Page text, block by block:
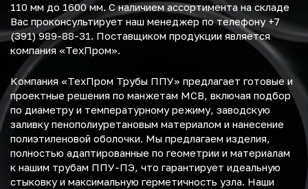
110 мм до 1600 мм. С наличием ассортимента на складе
Вас проконсультирует наш менеджер по телефону +7
(391) 989-88-31. Поставщиком продукции является
компания «ТехПром».
Компания «ТехПром Трубы ППУ» предлагает готовые и
проектные решения по манжетам МСВ, включая подбор
по диаметру и температурному режиму, заводскую
заливку пенополиуретановым материалом и нанесение
полиэтиленовой оболочки. Мы предлагаем изделия,
полностью адаптированные по геометрии и материалам
к нашим трубам ППУ-ПЭ, что гарантирует идеальную
стыковку и максимальную герметичность узла. Наши